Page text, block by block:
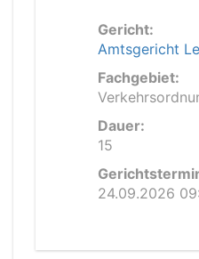
Gericht:
Amtsgericht
Fachgebiet:
Dauer:
15
24.09.2026